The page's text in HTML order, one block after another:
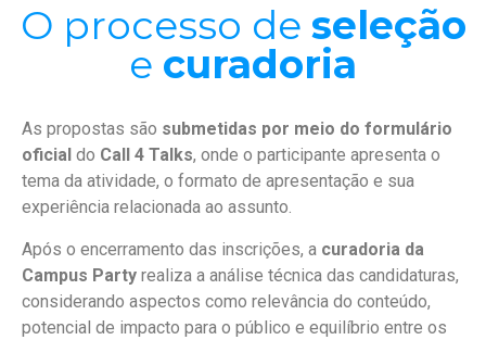
O processo de seleção
e curadoria
As propostas são submetidas por meio do formulário
oficial do Call 4 Talks, onde o participante apresenta o
tema da atividade, o formato de apresentação e sua
experiência relacionada ao assunto.
Após o encerramento das inscrições, a curadoria da
Campus Party realiza a análise técnica das candidaturas,
considerando aspectos como relevância do conteúdo,
potencial de impacto para o público e equilíbrio entre os